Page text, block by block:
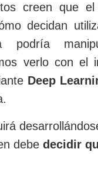
creen que
decidan
podría
verlo con el
Deep
debe decidir